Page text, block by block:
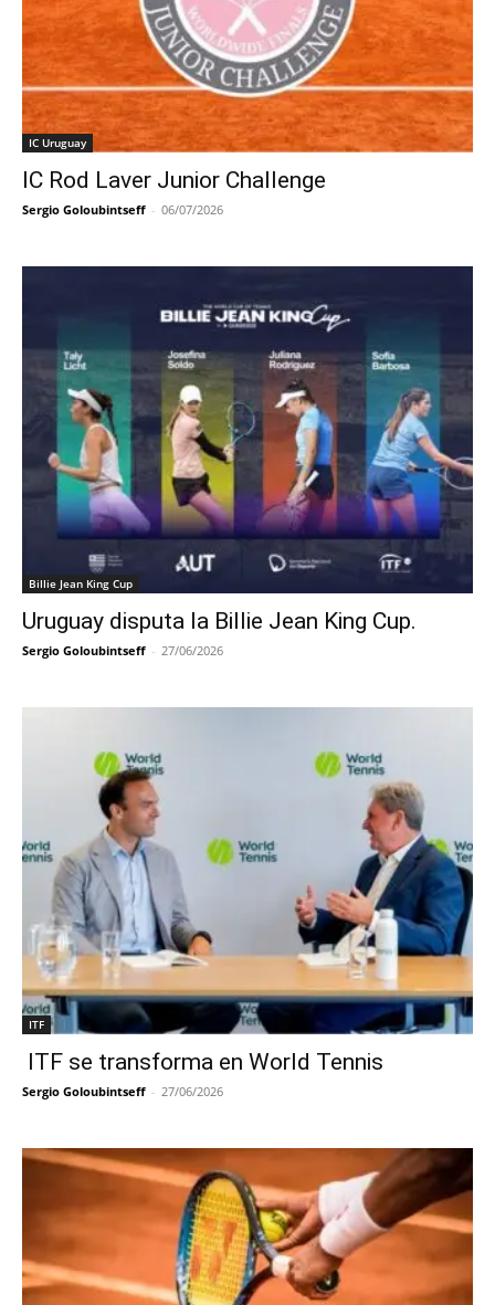
IC Uruguay
IC Rod Laver Junior Challenge
Sergio Goloubintseff - 06/07/2026
Billie Jean King Cup
Uruguay disputa la Billie Jean King Cup.
Sergio Goloubintseff - 27/06/2026
ITF
ITF se transforma en World Tennis
Sergio Goloubintseff - 27/06/2026